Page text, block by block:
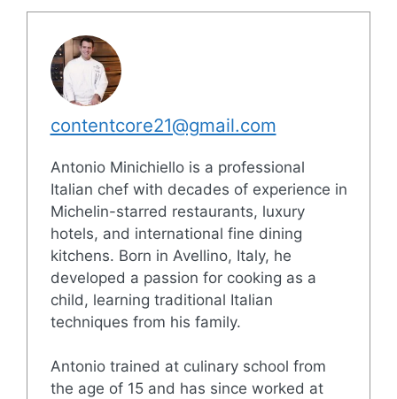
contentcore21@gmail.com
Antonio Minichiello is a professional
Italian chef with decades of experience in
Michelin-starred restaurants, luxury
hotels, and international fine dining
kitchens. Born in Avellino, Italy, he
developed a passion for cooking as a
child, learning traditional Italian
techniques from his family.
Antonio trained at culinary school from
the age of 15 and has since worked at